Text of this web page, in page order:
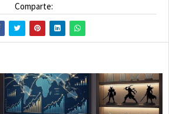
Comparte: